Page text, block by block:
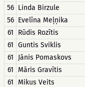
56 Linda Birzule
56 Evelīna Meļņika
61
Rūdis Rozītis
61 Guntis Sviklis
61
Jānis Pomaskovs
61
Māris Gravītis
61
Mikus Veits